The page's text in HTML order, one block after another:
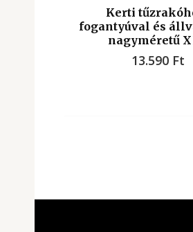
Kerti
fogantyúval és
nagyméretű
13.590 Ft